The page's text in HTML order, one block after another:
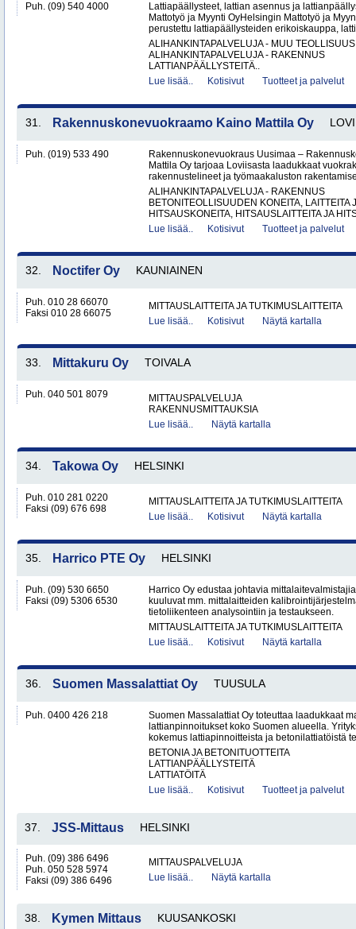
Puh. (09) 540 4000
Lattiapäällysteet, lattian asennus ja
Mattotyö ja Myynti OyHelsingin Mattotyö ja
perustettu lattiapäällysteiden erikoiskauppa,
ALIHANKINTAPALVELUJA - MUU TEOLLISUUS
ALIHANKINTAPALVELUJA - RAKENNUS
LATTIANPÄÄLLYSTEITÄ..
Lue lisää..
Kotisivut Tuotteet ja palvelut
31. Rakennuskonevuokraamo Kaino Mattila Oy
Puh. (019) 533 490
Rakennuskonevuokraus Uusimaa –
Mattila Oy tarjoaa Loviisasta laadukkaat
rakennustelineet ja työmaakaluston
ALIHANKINTAPALVELUJA - RAKENNUS
BETONITEOLLISUUDEN KONEITA, LAITTEITA
HITSAUSKONEITA, HITSAUSLAITTEITA JA
Lue lisää..
Kotisivut Tuotteet ja palvelut
32. Noctifer Oy KAUNIAINEN
Puh. 010 28 66070
Faksi 010 28 66075
MITTAUSLAITTEITA JA TUTKIMUSLAITTEITA
Lue lisää..
Kotisivut Näytä kartalla
33. Mittakuru Oy TOIVALA
Puh. 040 501 8079
MITTAUSPALVELUJA
RAKENNUSMITTAUKSIA
Lue lisää..
Näytä kartalla
34. Takowa Oy HELSINKI
Puh. 010 281 0220
Faksi (09) 676 698
MITTAUSLAITTEITA JA TUTKIMUSLAITTEITA
Lue lisää..
Kotisivut Näytä kartalla
35. Harrico PTE Oy HELSINKI
Puh. (09) 530 6650
Faksi (09) 5306 6530
Harrico Oy edustaa johtavia
kuuluvat mm. mittalaitteiden
tietoliikenteen analysointiin ja testaukseen.
MITTAUSLAITTEITA JA TUTKIMUSLAITTEITA
Lue lisää..
Kotisivut Näytä kartalla
36. Suomen Massalattiat Oy TUUSULA
Puh. 0400 426 218
Suomen Massalattiat Oy toteuttaa laadukkaat
lattianpinnoitukset koko Suomen alueella.
kokemus lattiapinnoitteista ja betonilattiatöistä
BETONIA JA BETONITUOTTEITA
LATTIANPÄÄLLYSTEITÄ
LATTIATÖITÄ
Lue lisää..
Kotisivut Tuotteet ja palvelut
37. JSS-Mittaus HELSINKI
Puh. (09) 386 6496
Puh. 050 528 5974
Faksi (09) 386 6496
MITTAUSPALVELUJA
Lue lisää..
Näytä kartalla
38. Kymen Mittaus KUUSANKOSKI